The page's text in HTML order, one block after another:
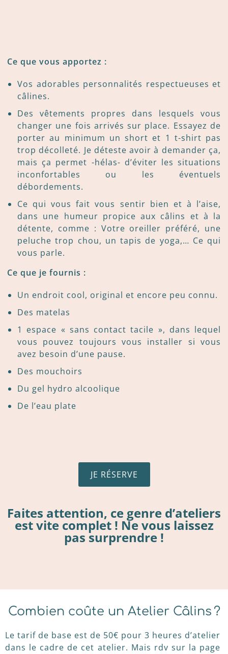
Ce que vous apportez :
Vos adorables personnalités respectueuses et
câlines.
Des vêtements propres dans lesquels vous
changer une fois arrivés sur place. Essayez de
porter au minimum un short et 1 t-shirt pas
trop décolleté. Je déteste avoir à demander ça,
mais ça permet -hélas- d’éviter les situations
inconfortables ou les éventuels
débordements.
Ce qui vous fait vous sentir bien et à l’aise,
dans une humeur propice aux câlins et à la
détente, comme : Votre oreiller préféré, une
peluche trop chou, un tapis de yoga,… Ce qui
vous parle.
Ce que je fournis :
Un endroit cool, original et encore peu connu.
Des matelas
1 espace « sans contact tacile », dans lequel
vous pouvez toujours vous installer si vous
avez besoin d’une pause.
Des mouchoirs
Du gel hydro alcoolique
De l’eau plate
JE RÉSERVE
Faites attention, ce genre d’ateliers
est vite complet ! Ne vous laissez
pas surprendre !
Combien coûte un Atelier Câlins ?
Le tarif de base est de 50€ pour 3 heures d’atelier
dans le cadre de cet atelier. Mais rdv sur la page